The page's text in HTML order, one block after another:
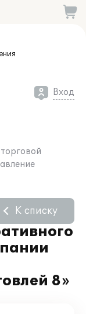
Вход
8»
К списку